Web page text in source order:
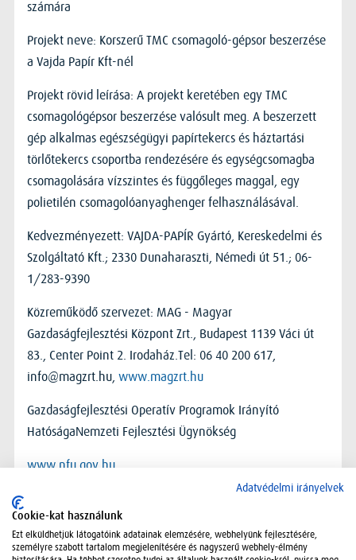
számára
Projekt neve: Korszerű TMC csomagoló-gépsor beszerzése
a Vajda Papír Kft-nél
Projekt rövid leírása: A projekt keretében egy TMC
csomagológépsor beszerzése valósult meg. A beszerzett
gép alkalmas egészségügyi papírtekercs és háztartási
törlőtekercs csoportba rendezésére és egységcsomagba
csomagolására vízszintes és függőleges maggal, egy
polietilén csomagolóanyaghenger felhasználásával.
Kedvezményezett: VAJDA-PAPÍR Gyártó, Kereskedelmi és
Szolgáltató Kft.; 2330 Dunaharaszti, Némedi út 51.; 06-
1/283-9390
Közreműködő szervezet: MAG - Magyar
Gazdaságfejlesztési Központ Zrt., Budapest 1139 Váci út
83., Center Point 2. Irodaház.Tel: 06 40 200 617,
info@magzrt.hu,www.magzrt.hu
Gazdaságfejlesztési Operatív Programok Irányító
HatóságaNemzeti Fejlesztési Ügynökség
www.nfu.gov.hu
Adatvédelmi irányelvek
Cookie-kat használunk
Ezt elküldhetjük látogatóink adatainak elemzésére, webhelyünk fejlesztésére,
személyre szabott tartalom megjelenítésére és nagyszerű webhely-élmény